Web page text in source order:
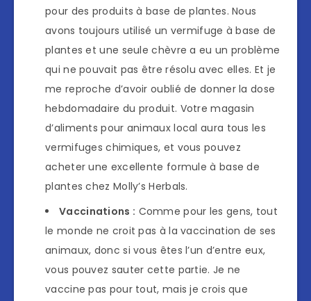
pour des produits à base de plantes. Nous
avons toujours utilisé un vermifuge à base de
plantes et une seule chèvre a eu un problème
qui ne pouvait pas être résolu avec elles. Et je
me reproche d’avoir oublié de donner la dose
hebdomadaire du produit. Votre magasin
d’aliments pour animaux local aura tous les
vermifuges chimiques, et vous pouvez
acheter une excellente formule à base de
plantes chez Molly’s Herbals.
Vaccinations : Comme pour les gens, tout
le monde ne croit pas à la vaccination de ses
animaux, donc si vous êtes l’un d’entre eux,
vous pouvez sauter cette partie. Je ne
vaccine pas pour tout, mais je crois que